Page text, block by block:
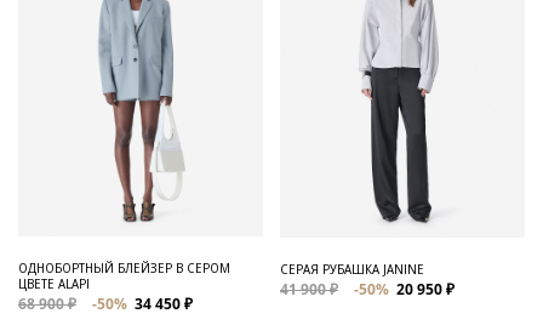
ОДНОБОРТНЫЙ БЛЕЙЗЕР В СЕРОМ
ЦВЕТЕ ALAPI
68 900 ₽ -50% 34 450 ₽
СЕРАЯ РУБАШКА JANINE
41 900 ₽ -50% 20 950 ₽